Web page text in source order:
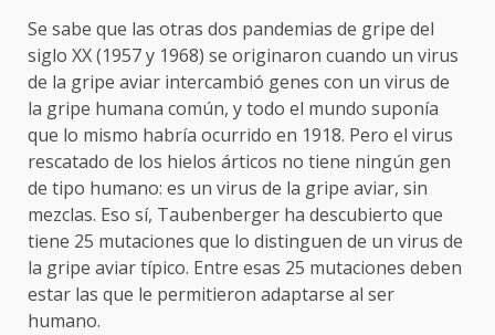
Se sabe que las otras dos pandemias de gripe del
siglo XX (1957 y 1968) se originaron cuando un virus
de la gripe aviar intercambió genes con un virus de
la gripe humana común, y todo el mundo suponía
que lo mismo habría ocurrido en 1918. Pero el virus
rescatado de los hielos árticos no tiene ningún gen
de tipo humano: es un virus de la gripe aviar, sin
mezclas. Eso sí, Taubenberger ha descubierto que
tiene 25 mutaciones que lo distinguen de un virus de
la gripe aviar típico. Entre esas 25 mutaciones deben
estar las que le permitieron adaptarse al ser
humano.